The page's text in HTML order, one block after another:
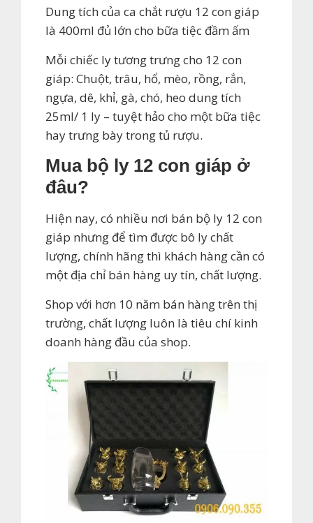
Dung tích của ca chắt rượu 12 con giáp
là 400ml đủ lớn cho bữa tiệc đầm ấm
Mỗi chiếc ly tương trưng cho 12 con
giáp: Chuột, trâu, hổ, mèo, rồng, rắn,
ngựa, dê, khỉ, gà, chó, heo dung tích
25ml/ 1 ly – tuyệt hảo cho một bữa tiệc
hay trưng bày trong tủ rượu.
Mua bộ ly 12 con giáp ở
đâu?
Hiện nay, có nhiều nơi bán bộ ly 12 con
giáp nhưng để tìm được bô ly chất
lượng, chính hãng thì khách hàng cần có
một địa chỉ bán hàng uy tín, chất lượng.
Shop với hơn 10 năm bán hàng trên thị
trường, chất lượng luôn là tiêu chí kinh
doanh hàng đầu của shop.